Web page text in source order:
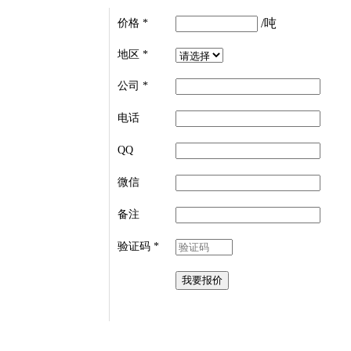
价格 * /吨
地区 *
公司 *
电话
QQ
微信
备注
验证码 *